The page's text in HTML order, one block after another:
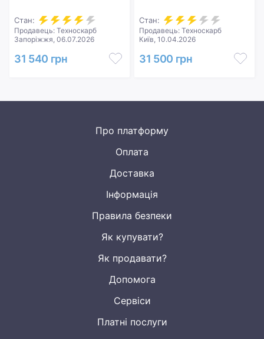
Стан:
Продавець: Техноскарб
Запоріжжя, 06.07.2026
31 540 грн
Стан:
Продавець: Техноскарб
Київ, 10.04.2026
31 500 грн
Про платформу
Оплата
Доставка
Інформація
Правила безпеки
Як купувати?
Як продавати?
Допомога
Сервіси
Платні послуги